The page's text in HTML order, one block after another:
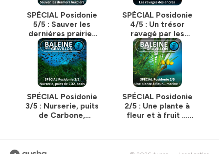
Toutes les infos :
https://bit.ly/prez_ecosyst_BSG
Hébergé par Ausha. Visitez
ausha.co/politique-de-
confidentialitepour plus d'informations.
SPÉCIAL Posidonie
5/5 : Sauver les
dernières prairies
sous-marines
(Laurent Ballesta,
Pierre Descamp)
SPÉCIAL Posidonie
4/5 : Un trésor
ravagé par les
ancres des bateaux
SPÉCIAL Posidonie
3/5 : Nurserie, puits
de Carbone,
SPÉCIAL Posidonie
2/5 : Une plante à
fleur et à fruit ...